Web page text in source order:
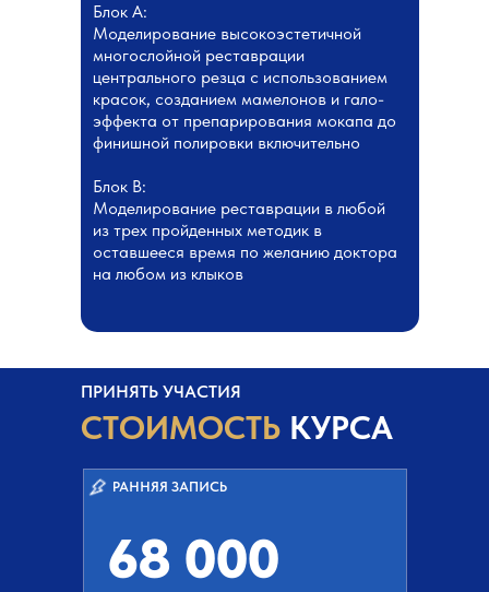
Блок А:
Моделирование высокоэстетичной
многослойной реставрации
центрального резца с использованием
красок, созданием мамелонов и гало-
эффекта от препарирования мокапа до
финишной полировки включительно
Блок В:
Моделирование реставрации в любой
из трех пройденных методик в
оставшееся время по желанию доктора
на любом из клыков
СТОИМОСТЬ КУРСА
ПРИНЯТЬ УЧАСТИЯ
РАННЯЯ ЗАПИСЬ
68 000